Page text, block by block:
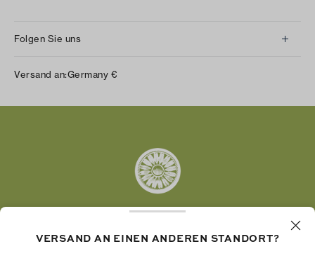
Folgen Sie uns
Twitter
Versand an:Germany €
Die Tory Burch Foundation stärkt die
VERSAND AN EINEN ANDEREN STANDORT?